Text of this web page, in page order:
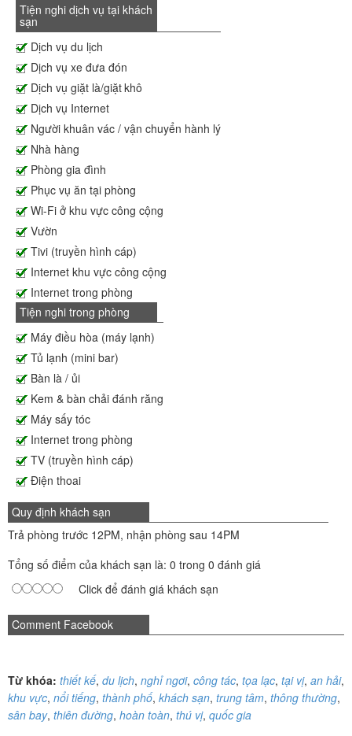
Tiện nghi dịch vụ tại khách
sạn
Dịch vụ du lịch
Dịch vụ xe đưa đón
Dịch vụ giặt là/giặt khô
Dịch vụ Internet
Người khuân vác / vận chuyển hành lý
Nhà hàng
Phòng gia đình
Phục vụ ăn tại phòng
Wi-Fi ở khu vực công cộng
Vườn
Tivi (truyền hình cáp)
Internet khu vực công cộng
Internet trong phòng
Tiện nghi trong phòng
Máy điều hòa (máy lạnh)
Tủ lạnh (mini bar)
Bàn là / ủi
Kem & bàn chải đánh răng
Máy sấy tóc
Internet trong phòng
TV (truyền hình cáp)
Điện thoai
Quy định khách sạn
Trả phòng trước 12PM, nhận phòng sau 14PM
Tổng số điểm của khách sạn là: 0 trong 0 đánh giá
Click để đánh giá khách sạn
Comment Facebook
Từ khóa: thiết kế, du lịch, nghỉ ngơi, công tác, tọa lạc, tại vị, an hải,
khu vực, nổi tiếng, thành phố, khách sạn, trung tâm, thông thường,
sân bay, thiên đường, hoàn toàn, thú vị, quốc gia